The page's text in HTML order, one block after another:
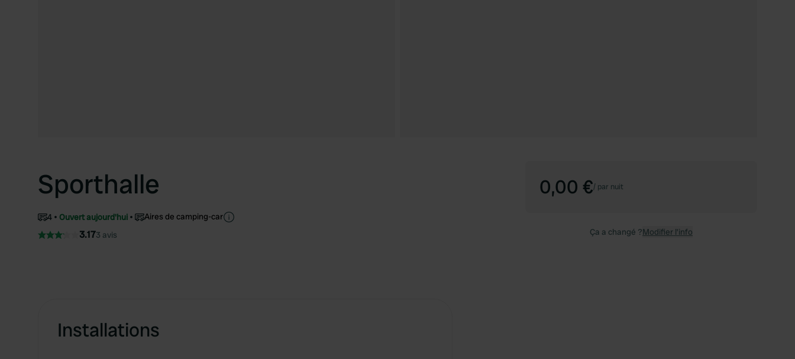
Sporthalle
4 Ouvert aujourd'hui Aires de camping-car
3.173 avis
Installations
0,00 €/ par nuit
Ça a changé ?Modifier l’info